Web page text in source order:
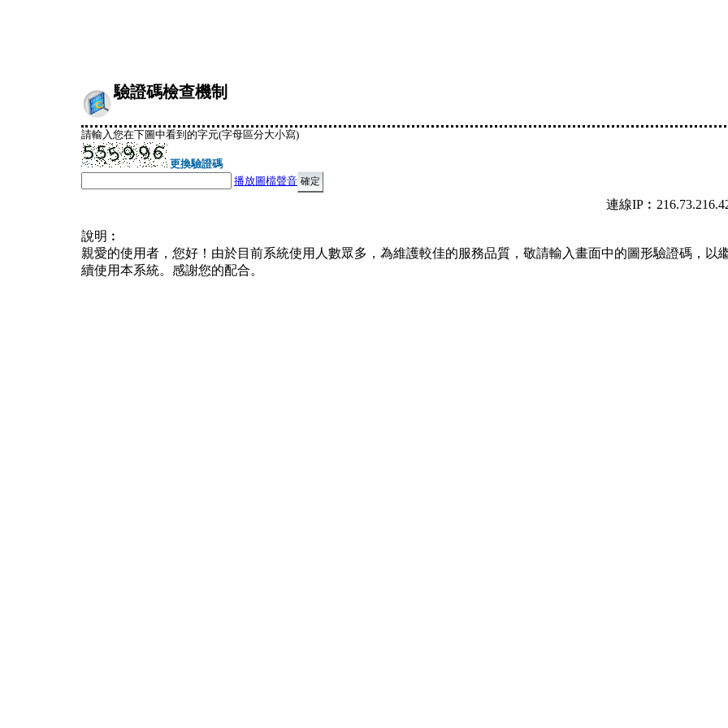
驗證碼檢查機制
請輸入您在下圖中看到的字元(字母區分大小寫)
更換驗證碼
播放圖檔聲音
連線
說明︰
親愛的使用者，您好！由於目前系統使用人數眾多，為維護較佳的服務品質，敬請輸入畫面中的圖形驗證碼，以
續使用本系統。感謝您的配合。